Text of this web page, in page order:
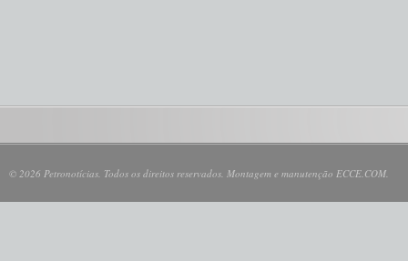
© 2026 Petronotícias. Todos os direitos reservados. Montagem e manutenção ECCE.COM.